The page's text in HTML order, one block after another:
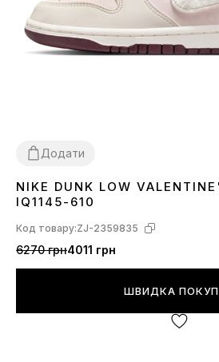
Додати
3637 384043 4445
NIKE DUNK LOW
IQ1145-610
Код товару:ZJ-2359835
6270 грн4011 грн
ШВИДКА